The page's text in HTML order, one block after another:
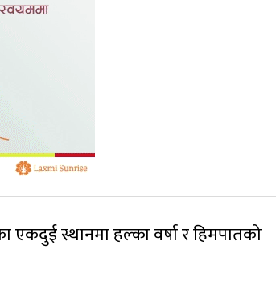
एकदुई स्थानमा हल्का वर्षा र हिमपातको